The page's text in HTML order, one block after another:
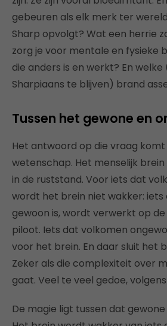
gebeuren als elk merk ter
Sharp opvolgt? Wat een herrie
zorg je voor mentale en fysieke
die anders is en werkt? En
Sharpiaans te blijven) brand
Tussen het gewone en
Het antwoord op die vraag komt
wetenschap. Het menselijk
in de ruststand. Voor iets dat
wordt het brein niet wakker:
gewoon is, wordt verwerkt op
piloot. Iets dat volkomen
voor het brein. En daar sluit het
Zeker als die complexiteit over
gaat. Veel te veel gedoe,
De magie ligt tussen dat